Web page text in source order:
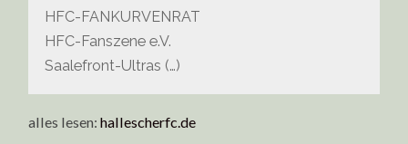
HFC-FANKURVENRAT
HFC-Fanszene e.V.
Saalefront-Ultras (…)
alles lesen:hallescherfc.de